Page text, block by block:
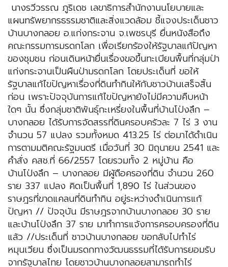
นางรวีวรรณ ภูริเดช เลขาธิการสำนักงานนโยบายและ
แผนทรัพยากรธรรมชาติและสิ่งแวดล้อม ชี้แจงประเด็นชาว
บ้านบางกลอย อ.แก่งกระจาน จ.เพชรบุรี ยื่นหนังสือถึง
คณะกรรมการมรดกโลก เพื่อเรียกร้องให้รัฐบาลแก้ปัญหา
ของชุมชน ก่อนเดินหน้ายื่นเรื่องขอขึ้นทะเบียนพื้นที่กลุ่มป่า
แก่งกระจานเป็นผืนป่ามรดกโลก โดยประเด็นที่ ขอให้
รัฐบาลแก้ไขปัญหาเรื่องที่ดินทำกินให้กับชาวบ้านเสร็จสิ้น
ก่อน เพราะปัจจุบันการแก้ไขปัญหายังไม่มีความคืบหน้า
ใดๆ นั้น ซึ่งกลุ่มชาติพันธุ์กะเหรี่ยงในพื้นที่บ้านโป่งลึก –
บางกลอย ได้รับการจัดสรรที่ดินครอบครัวละ 7 ไร่ 3 งาน
จำนวน 57 แปลง รวมทั้งหมด 413.25 ไร่ ต่อมาได้ดำเนิน
การตามมติคณะรัฐมนตรี เมื่อวันที่ 30 มิถุนายน 2541 และ
คำสั่ง คสช.ที่ 66/2557 โดยรวมทั้ง 2 หมู่บ้าน คือ
บ้านโป่งลึก – บางกลอย มีผู้ถือครองที่ดิน จำนวน 260
ราย 337 แปลง คิดเป็นพื้นที่ 1,890 ไร่ ในส่วนของ
ราษฎรที่ขาดแคลนที่ดินทำกิน อยู่ระหว่างดำเนินการแก้
ปัญหา // ปัจจุบัน มีราษฎรจากบ้านบางกลอย 30 ราย
และบ้านโป่งลึก 37 ราย มาทำการแจ้งการครอบครองที่ดิน
แล้ว //ประเด็นที่ ชาวบ้านบางกลอย ขอกลับไปทำไร่
หมุนเวียน ซึ่งเป็นมรดกทางวัฒนธรรมที่ได้รับการยอมรับ
จากรัฐบาลไทย โดยชาวบ้านบางกลอยสามารถทำไร่